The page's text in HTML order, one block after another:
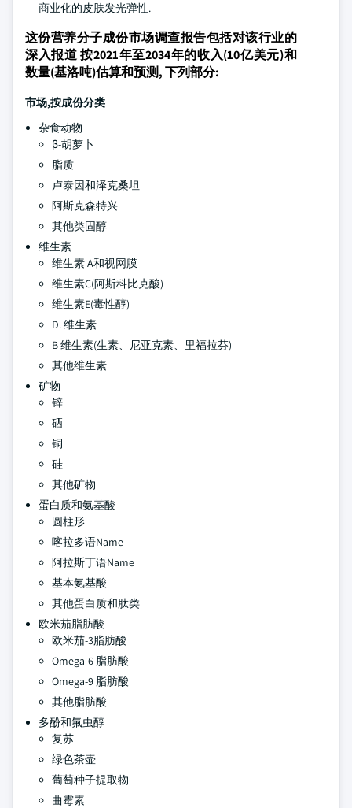
商业化的皮肤发光弹性.
这份营养分子成份市场调查报告包括对该行业的
深入报道 按2021年至2034年的收入(10亿美元)和
数量(基洛吨)估算和预测, 下列部分:
市场,按成份分类
杂食动物
β-胡萝卜
脂质
卢泰因和泽克桑坦
阿斯克森特兴
其他类固醇
维生素
维生素 A和视网膜
维生素C(阿斯科比克酸)
维生素E(毒性醇)
D. 维生素
B 维生素(生素、尼亚克素、里福拉芬)
其他维生素
矿物
锌
硒
铜
硅
其他矿物
蛋白质和氨基酸
圆柱形
喀拉多语Name
阿拉斯丁语Name
基本氨基酸
其他蛋白质和肽类
欧米茄脂肪酸
欧米茄-3脂肪酸
Omega-6 脂肪酸
Omega-9 脂肪酸
其他脂肪酸
多酚和氟虫醇
复苏
绿色茶壶
葡萄种子提取物
曲霉素